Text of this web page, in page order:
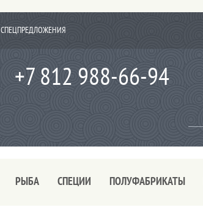
СПЕЦПРЕДЛОЖЕНИЯ
+7 812 988-66-94
РЫБА СПЕЦИИ ПОЛУФАБРИКАТЫ